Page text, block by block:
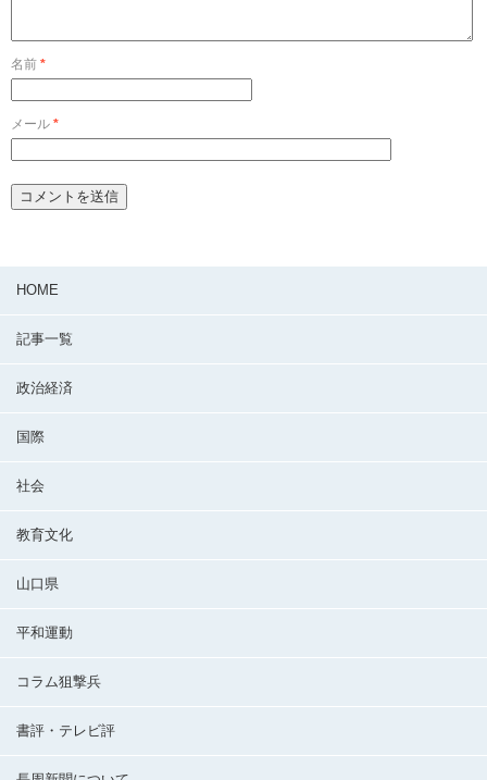
名前 *
メール *
HOME
記事一覧
政治経済
国際
社会
教育文化
山口県
平和運動
コラム狙撃兵
書評・テレビ評